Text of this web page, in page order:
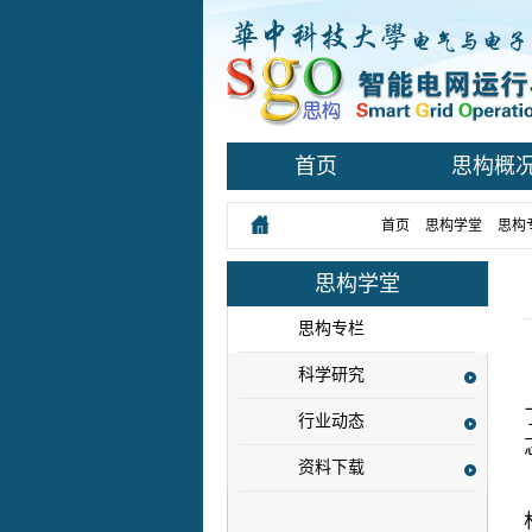
首页 思构概
首页 思构学堂 思构
思构学堂
思构专栏
科学研究
行业动态
资料下载